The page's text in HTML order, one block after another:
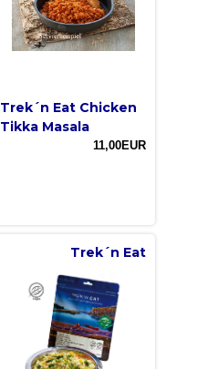
Trek´n Eat Chicken
Tikka Masala
11,00EUR
Trek´n Eat